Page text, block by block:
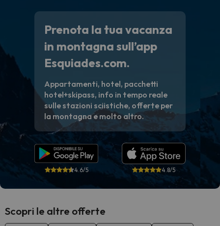
Prenota la tua vacanza
in montagna sull’app
Esquiades.com.
Appartamenti, hotel, pacchetti
hotel+skipass, info in tempo reale
sulle stazioni sciistiche, offerte per
la montagna e molto altro.
4.6/5 4.8/5
Scopri le altre offerte